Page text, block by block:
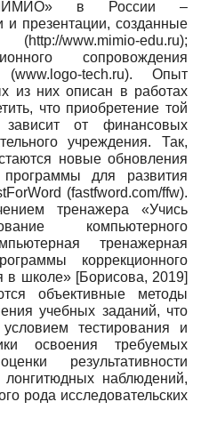
«МИМИО» в России –
и презентации, созданные
www.mimio-edu.ru);
сопровождения
tech.ru). Опыт
из них описан в работах
что приобретение той
от финансовых
учреждения. Так,
новые обновления
для развития
(fastfword.com/ffw).
тренажера «Учись
компьютерного
тренажерная
коррекционного
в школе» [Борисова, 2019]
объективные методы
учебных заданий, что
тестирования и
освоения требуемых
результативности
лонгитюдных наблюдений,
рода исследовательских